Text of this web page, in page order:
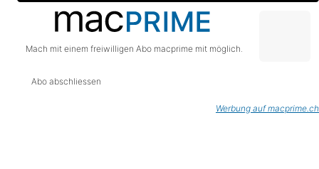
Mach mit einem freiwilligen Abo macprime mit möglich.
Abo abschliessen
Werbung auf macprime.ch